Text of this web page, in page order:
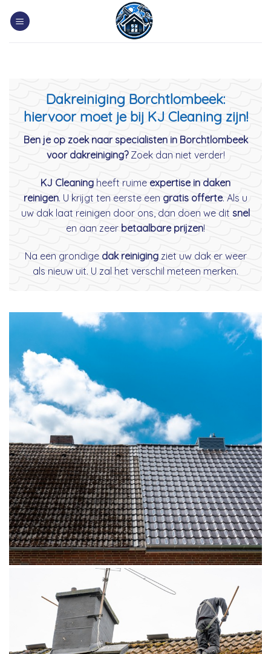
Dakreiniging Borchtlombeek:
hiervoor moet je bij KJ Cleaning zijn!
Ben je op zoek naar specialisten in Borchtlombeek
voor dakreiniging?Zoek dan niet verder!
KJ Cleaning heeft ruime expertise in daken
reinigen. U krijgt ten eerste een gratis offerte. Als u
uw dak laat reinigen door ons, dan doen we dit snel
en aan zeer betaalbare prijzen!
Na een grondige dak reinigingziet uw dak er weer
als nieuw uit. U zal het verschil meteen merken.